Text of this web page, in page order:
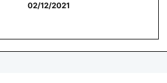
02/12/2021